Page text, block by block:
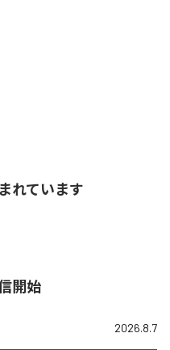
れています
開始
2026.8.7